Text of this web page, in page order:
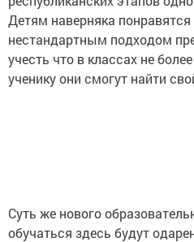
Детям наверняка
нестандартным подходом
учесть что в классах не
ученику они смогут найти
Суть же нового
обучаться здесь будут